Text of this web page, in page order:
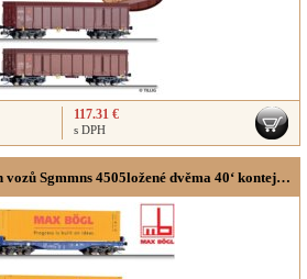
117.31 €
s DPH
Souprava dvou plošinových vozů Sgmmns 4505ložené dvěma 40‘ kontejnery "Max Bögl"